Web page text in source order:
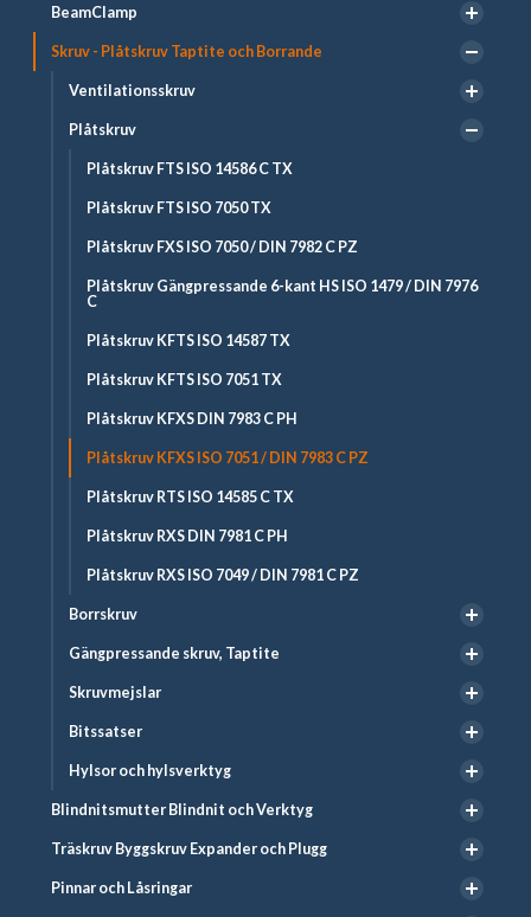
BeamClamp
Skruv - Plåtskruv Taptite och Borrande
Ventilationsskruv
Plåtskruv
Plåtskruv FTS ISO 14586 C TX
Plåtskruv FTS ISO 7050 TX
Plåtskruv FXS ISO 7050 / DIN 7982 C PZ
Plåtskruv Gängpressande 6-kant HS ISO 1479 / DIN 7976
C
Plåtskruv KFTS ISO 14587 TX
Plåtskruv KFTS ISO 7051 TX
Plåtskruv KFXS DIN 7983 C PH
Plåtskruv KFXS ISO 7051 / DIN 7983 C PZ
Plåtskruv RTS ISO 14585 C TX
Plåtskruv RXS DIN 7981 C PH
Plåtskruv RXS ISO 7049 / DIN 7981 C PZ
Borrskruv
Gängpressande skruv, Taptite
Skruvmejslar
Bitssatser
Hylsor och hylsverktyg
Blindnitsmutter Blindnit och Verktyg
Träskruv Byggskruv Expander och Plugg
Pinnar och Låsringar